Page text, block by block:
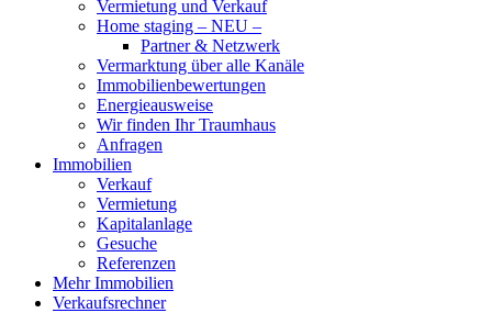
Vermietung und Verkauf
Home staging – NEU –
Partner & Netzwerk
Vermarktung über alle Kanäle
Immobilienbewertungen
Energieausweise
Wir finden Ihr Traumhaus
Anfragen
Immobilien
Verkauf
Vermietung
Kapitalanlage
Gesuche
Referenzen
Mehr Immobilien
Verkaufsrechner